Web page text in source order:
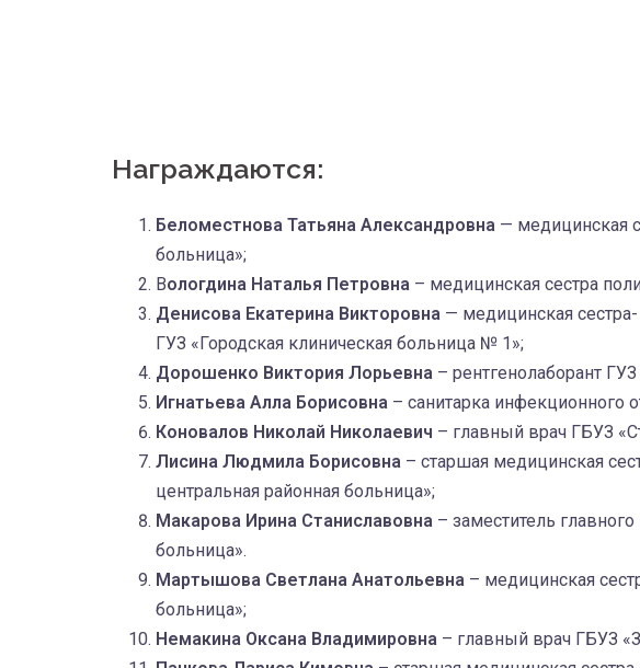
Награждаются:
Беломестнова Татьяна Александровна — медицинская
больница»;
Вологдина Наталья Петровна – медицинская сестра
Денисова Екатерина Викторовна — медицинская
ГУЗ «Городская клиническая больница № 1»;
Дорошенко Виктория Лорьевна – рентгенолаборант
Игнатьева Алла Борисовна – санитарка инфекционного
Коновалов Николай Николаевич – главный врач ГБУЗ
Лисина Людмила Борисовна – старшая медицинская
центральная районная больница»;
Макарова Ирина Станиславовна – заместитель
больница».
Мартышова Светлана Анатольевна – медицинская
больница»;
Немакина Оксана Владимировна – главный врач ГБУЗ